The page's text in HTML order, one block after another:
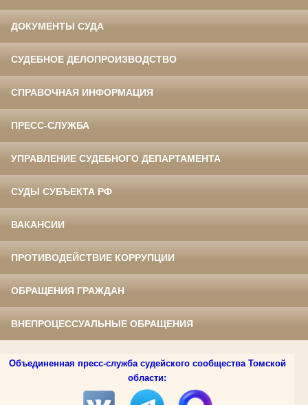
ДОКУМЕНТЫ СУДА
СУДЕБНОЕ ДЕЛОПРОИЗВОДСТВО
СПРАВОЧНАЯ ИНФОРМАЦИЯ
ПРЕСС-СЛУЖБА
УПРАВЛЕНИЕ СУДЕБНОГО ДЕПАРТАМЕНТА
СУДЫ СУБЪЕКТА РФ
ВАКАНСИИ
ПРОТИВОДЕЙСТВИЕ КОРРУПЦИИ
ОБРАЩЕНИЯ ГРАЖДАН
ВНЕПРОЦЕССУАЛЬНЫЕ ОБРАЩЕНИЯ
Объединенная пресс-служба судейского сообщества Томской
области: